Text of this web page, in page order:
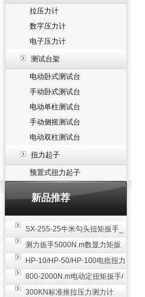
拉压力计
数字压力计
电子压力计
测试台架
电动卧式测试台
手动卧式测试台
电动单柱测试台
手动侧摇测试台
电动双柱测试台
扭力起子
预置式扭力起子
新品推荐
SX-255-25牛米勾头扭矩扳手_
螺栓紧固扭力扳手
测力扳手5000N.m数显力矩扳
手 非标扭力扳手工业级
HP-10/HP-50/HP-100电批扭力
测试仪,测量仪
800-2000N.m电动定扭矩扳手/
扭矩电动扳手
300KN标准推拉压力测力计